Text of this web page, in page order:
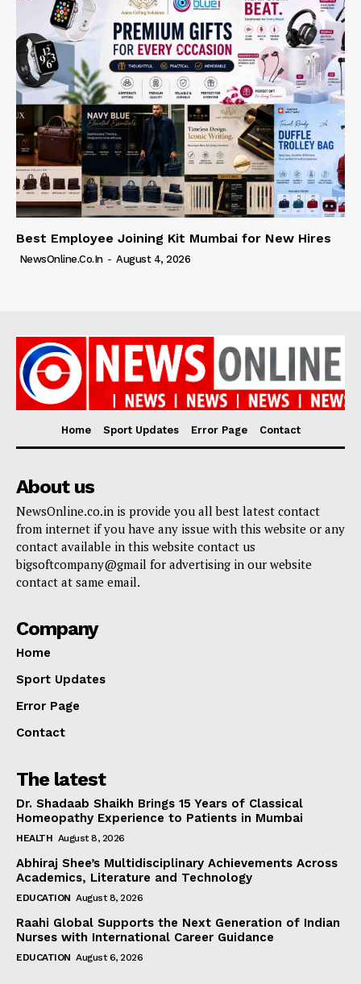
Best Employee Joining Kit Mumbai for New Hires
NewsOnline.co.in - August 4, 2026
Home Sport Updates Error Page Contact
About us
NewsOnline.co.in is provide you all best latest contact
from internet if you have any issue with this website or any
contact available in this website contact us
bigsoftcompany@gmail for advertising in our website
contact at same email.
Company
Home
Sport Updates
Error Page
Contact
The latest
Dr. Shadaab Shaikh Brings 15 Years of Classical
Homeopathy Experience to Patients in Mumbai
HEALTH August 8, 2026
Abhiraj Shee’s Multidisciplinary Achievements Across
Academics, Literature and Technology
EDUCATION August 8, 2026
Raahi Global Supports the Next Generation of Indian
Nurses with International Career Guidance
EDUCATION August 6, 2026